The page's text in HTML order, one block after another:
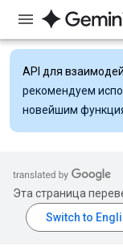
API для
рекомендуем
новейшим
Эта страница